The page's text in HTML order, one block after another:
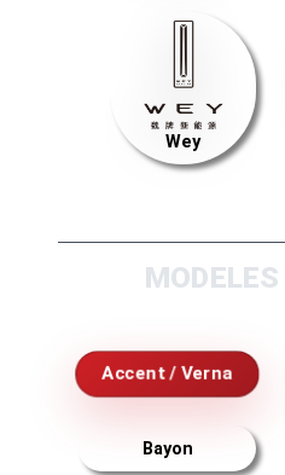
Wey
MODELES
Accent / Verna
Bayon